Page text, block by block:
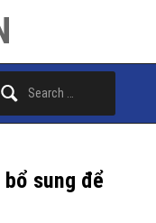
sung để